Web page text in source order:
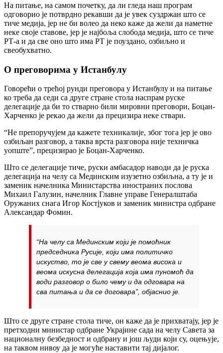
На питање, на самом почетку, да ли гледа наш програм
одговорио је потврдно рекавши да је увек суздржан што се
тиче медија, јер не би волео да неко каже да жели да наметне
неке своје ставове, јер је најбоља слобода медија, што се тиче
РТ-а и да све оно што има РТ је поуздано, озбиљно и
свеобухватно.
О преговорима у Истанбулу
Говорећи о трећој рунди преговора у Истанбулу и на питање
ко треба да седи са друге стране стола наспрам руске
делегације да би то стварно били мировни преговори, Боцан-
Харченко је рекао да жели да прецизира неке ствари.
“Не препоручујем да кажете техникалије, због тога јер је ово
озбиљан разговор, а таква врста разговора није техничка
уопште”, прецизирао је Боцан-Харченко.
Што се делегације тиче, руски амбасадор наводи да је руска
делегација на челу са Мединским изузетно озбиљна, а ту је и
заменик начелника Министарства иностраних послова
Михаил Галузин, начелник Главне управе Генералштаба
Оружаних снага Игор Костјуков и заменик министра одбране
Александар Фомин.
“На челу са Мединским који је помоћник
председника Русије, који има политичко
искуство, то је све у свему веома висока и
веома искусна делегација која има пуномоћ да
води разговор о било чему и да одговара на
сва питања и да се договара”, објаснио је.
Што се друге стране стола тиче, он каже да је прихватају, јер је
претходни министар одбране Украјине сада на челу Савета за
националну безбедност и одбрану и још људи који су, оцењује,
на таквом нивоу да је могуће наставити тај дијалог.